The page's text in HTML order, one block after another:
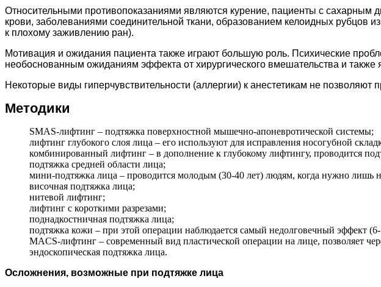
Относительными противопоказаниями являются курение, пациенты с сахарным
крови, заболеваниями соединительной ткани, образованием келоидных рубцов
к плохому заживлению ран).
Мотивация и ожидания пациента также играют большую роль. Психические
необоснованным ожиданиям эффекта от хирургического вмешательства и также
Некоторые виды гиперчувствительности (аллергии) к анестетикам не позволяют
Методики
SMAS-лифтинг – подтяжка поверхностной мышечно-апоневротической системы;
лифтинг глубокого слоя лица – его используют для исправления носогубной
комбинированный лифтинг – в дополнение к глубокому лифтингу, проводится
подтяжка средней области лица;
мини-подтяжка лица – проводится молодым (30-40 лет) людям, когда нужно лишь
височная подтяжка лица;
нитевой лифтинг;
лифтинг с короткими разрезами;
поднадкостничная подтяжка лица;
подтяжка кожи – при этой операции наблюдается самый недолговечный эффект
MACS-лифтинг – современный вид пластической операции на лице, позволяет
эндоскопическая подтяжка лица.
Осложнения, возможные при подтяжке лица